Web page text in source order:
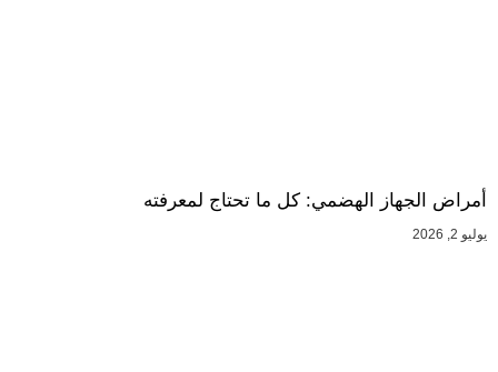
أمراض الجهاز الهضمي: كل ما تحتاج لمعرفته
يوليو 2, 2026